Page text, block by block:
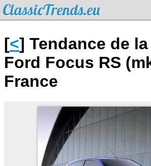
ClassicTrends.eu
[<] Tendance de
Ford Focus RS
France